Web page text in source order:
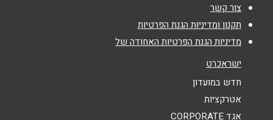
אימייל
אנא חזרו אלי בקשר ל...
הודעה
צור קשר
תקנון ומדיניות הגנת הפרטיות
מדיניות הגנת הפרטיות האחודה של
ישראכרט
חדש במועדון
אטרקציות
אגד CORPORATE